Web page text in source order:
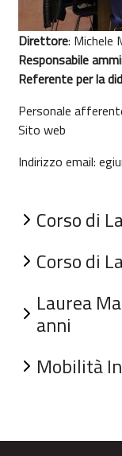
Direttore: Michele
Responsabile
Referente per la
Personale
Sito web​
Indirizzo email:
Corso di
Corso di
Laurea
anni
Mobilità